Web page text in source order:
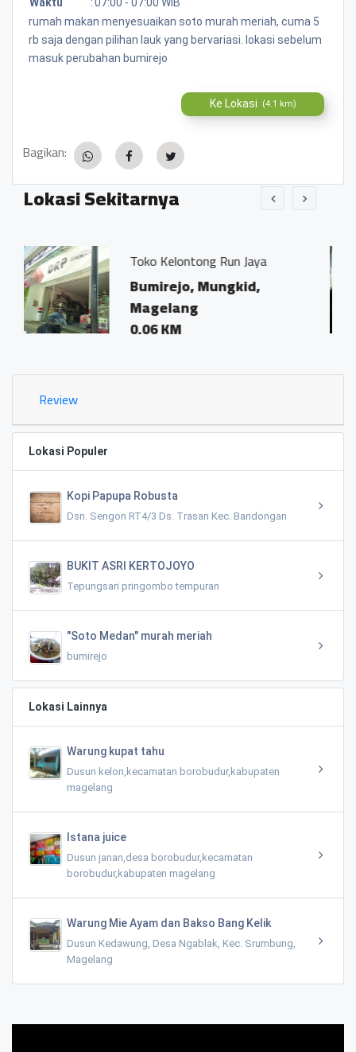
rumah makan menyesuaikan soto murah meriah, cuma 5
rb saja dengan pilihan lauk yang bervariasi. lokasi sebelum
masuk perubahan bumirejo
Ke Lokasi (4.1 km)
Bagikan:
Lokasi Sekitarnya
Run Jaya
Mungkid,
Kantor
Ivo Marius,
Review
Lokasi Populer
Kopi Papupa Robusta
Dsn. Sengon RT4/3 Ds. Trasan Kec. Bandongan
BUKIT ASRI KERTOJOYO
Tepungsari pringombo tempuran
"Soto Medan" murah meriah
bumirejo
Lokasi Lainnya
Warung kupat tahu
Dusun kelon,kecamatan borobudur,kabupaten
magelang
Istana juice
Dusun janan,desa borobudur,kecamatan
borobudur,kabupaten magelang
Warung Mie Ayam dan Bakso Bang Kelik
Dusun Kedawung, Desa Ngablak, Kec. Srumbung,
Magelang